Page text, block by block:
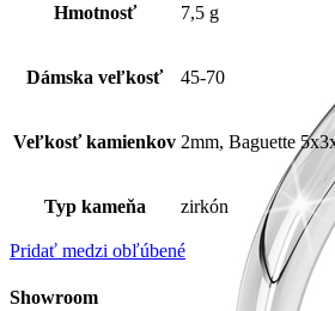
Hmotnosť 7,5 g
Dámska veľkosť 45-70
Veľkosť kamienkov 2mm, Baguette
Typ kameňa zirkón
Pridať medzi obľúbené
Showroom